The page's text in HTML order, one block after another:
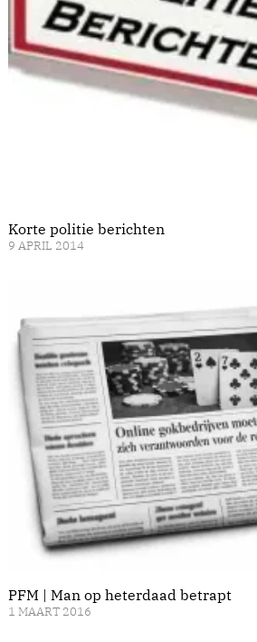
Korte politie berichten
9 APRIL 2014
PFM | Man op heterdaad betrapt
1 MAART 2016